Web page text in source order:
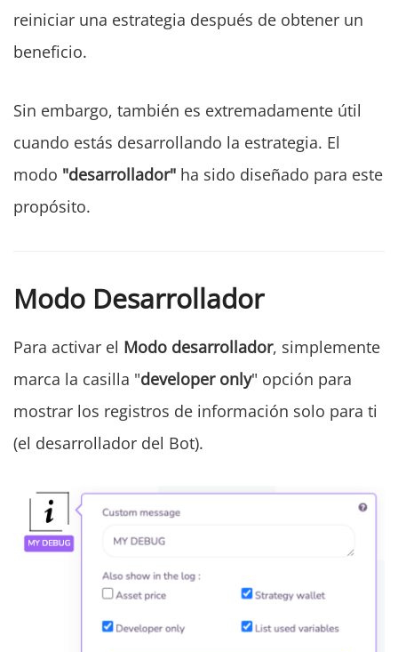
reiniciar una estrategia después de obtener un
beneficio.
Sin embargo, también es extremadamente útil
cuando estás desarrollando la estrategia. El
modo "desarrollador" ha sido diseñado para este
propósito.
Modo Desarrollador
Para activar el Modo desarrollador, simplemente
marca la casilla "developer only" opción para
mostrar los registros de información solo para ti
(el desarrollador del Bot).